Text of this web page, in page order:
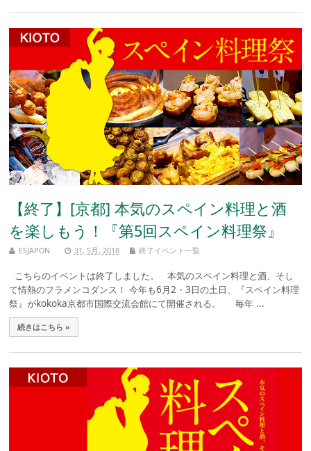
【終了】[京都] 本気のスペイン料理と酒
を楽しもう！『第5回スペイン料理祭』
ESJAPON 31, 5月, 2018 終了イベント一覧
こちらのイベントは終了しました。 本気のスペイン料理と酒、そし
て情熱のフラメンコダンス！ 今年も6月2・3日の土日、『スペイン料理
祭』がkokoka京都市国際交流会館にて開催される。 毎年 ...
続きはこちら »